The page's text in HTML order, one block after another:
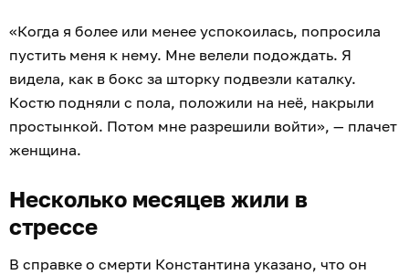
«Когда я более или менее успокоилась, попросила
пустить меня к нему. Мне велели подождать. Я
видела, как в бокс за шторку подвезли каталку.
Костю подняли с пола, положили на неё, накрыли
простынкой. Потом мне разрешили войти», — плачет
женщина.
Несколько месяцев жили в
стрессе
В справке о смерти Константина указано, что он